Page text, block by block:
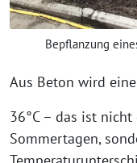
Bepflanzung
Aus Beton wird
36°C – das ist
Sommertagen,